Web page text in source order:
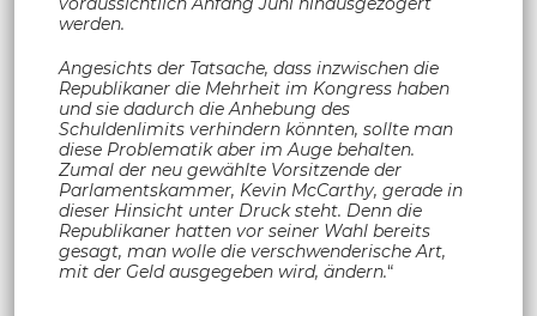
werden.
Angesichts der Tatsache, dass inzwischen die
Republikaner die Mehrheit im Kongress haben
und sie dadurch die Anhebung des
Schuldenlimits verhindern könnten, sollte man
diese Problematik aber im Auge behalten.
Zumal der neu gewählte Vorsitzende der
Parlamentskammer, Kevin McCarthy, gerade in
dieser Hinsicht unter Druck steht. Denn die
Republikaner hatten vor seiner Wahl bereits
gesagt, man wolle die verschwenderische Art,
mit der Geld ausgegeben wird, ändern.“